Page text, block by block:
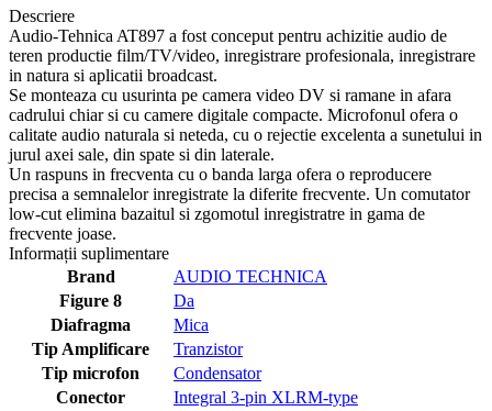
Descriere
Audio-Tehnica AT897 a fost conceput pentru achizitie audio de
teren productie film/TV/video, inregistrare profesionala, inregistrare
in natura si aplicatii broadcast.
Se monteaza cu usurinta pe camera video DV si ramane in afara
cadrului chiar si cu camere digitale compacte. Microfonul ofera o
calitate audio naturala si neteda, cu o rejectie excelenta a sunetului in
jurul axei sale, din spate si din laterale.
Un raspuns in frecventa cu o banda larga ofera o reproducere
precisa a semnalelor inregistrate la diferite frecvente. Un comutator
low-cut elimina bazaitul si zgomotul inregistratre in gama de
frecvente joase.
Informații suplimentare
Brand
AUDIO TECHNICA
Figure 8
Da
Diafragma
Mica
Tip Amplificare
Tranzistor
Tip microfon
Condensator
Conector
Integral 3-pin XLRM-type